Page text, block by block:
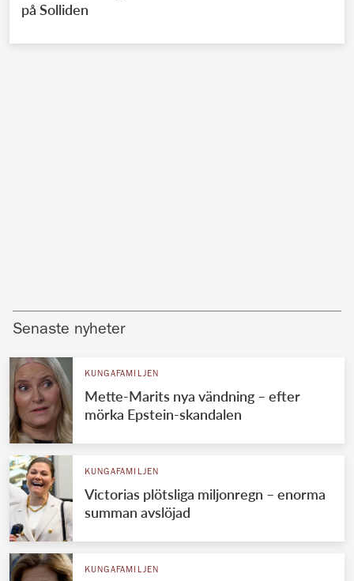
på Solliden
Senaste nyheter
KUNGAFAMILJEN
Mette-Marits nya vändning – efter
mörka Epstein-skandalen
KUNGAFAMILJEN
Victorias plötsliga miljonregn – enorma
summan avslöjad
KUNGAFAMILJEN